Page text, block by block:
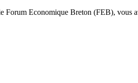
Economique Breton (FEB),